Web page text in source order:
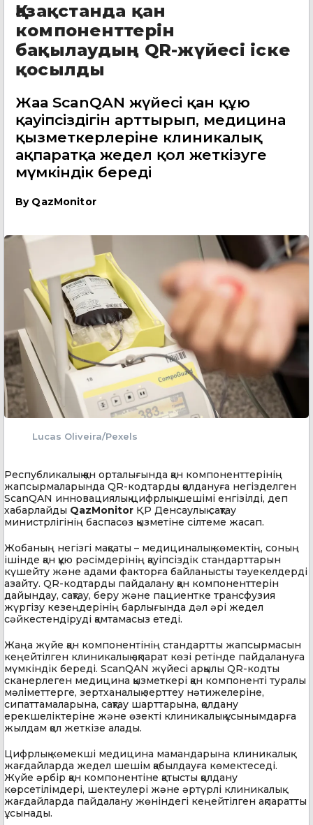
Қазақстанда қан
компоненттерін
бақылаудың QR-жүйесі іске
қосылды
Жаңа ScanQAN жүйесі қан құю
қауіпсіздігін арттырып, медицина
қызметкерлеріне клиникалық
ақпаратқа жедел қол жеткізуге
мүмкіндік береді
By QazMonitor
Lucas Oliveira/Pexels
Республикалық қан орталығында қан компоненттерінің
жапсырмаларында QR-кодтарды қолдануға негізделген
ScanQAN инновациялық цифрлық шешімі енгізілді, деп
хабарлайды QazMonitor ҚР Денсаулық сақтау
министрлігінің баспасөз қызметіне сілтеме жасап.
Жобаның негізгі мақсаты – медициналық көмектің, соның
ішінде қан құю рәсімдерінің қауіпсіздік стандарттарын
күшейту және адами факторға байланысты тәуекелдерді
азайту. QR-кодтарды пайдалану қан компоненттерін
дайындау, сақтау, беру және пациентке трансфузия
жүргізу кезеңдерінің барлығында дәл әрі жедел
сәйкестендіруді қамтамасыз етеді.
Жаңа жүйе қан компонентінің стандартты жапсырмасын
кеңейтілген клиникалық ақпарат көзі ретінде пайдалануға
мүмкіндік береді. ScanQAN жүйесі арқылы QR-кодты
сканерлеген медицина қызметкері қан компоненті туралы
мәліметтерге, зертханалық зерттеу нәтижелеріне,
сипаттамаларына, сақтау шарттарына, қолдану
ерекшеліктеріне және өзекті клиникалық ұсынымдарға
жылдам қол жеткізе алады.
Цифрлық көмекші медицина мамандарына клиникалық
жағдайларда жедел шешім қабылдауға көмектеседі.
Жүйе әрбір қан компонентіне қатысты қолдану
көрсетілімдері, шектеулері және әртүрлі клиникалық
жағдайларда пайдалану жөніндегі кеңейтілген ақпаратты
ұсынады.